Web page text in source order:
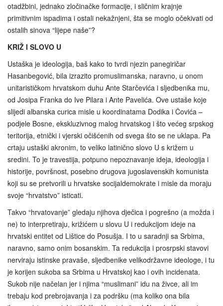
otadžbini, jednako zločinačke formacije, i sličnim krajnje
primitivnim ispadima i ostali nekažnjeni, šta se moglo očekivati od
ostalih sinova “lijepe naše”?
KRIŽ I SLOVO U
Ustaška je ideologija, baš kako to tvrdi njezin panegiričar
Hasanbegović, bila izrazito promuslimanska, naravno, u onom
unitarističkom hrvatskom duhu Ante Starčevića i sljedbenika mu,
od Josipa Franka do Ive Pilara i Ante Pavelića. Ove ustaše koje
slijedi albanska curica misle u koordinatama Dodika i Čovića –
podjele Bosne, ekskluzivnog malog hrvatskog i što većeg srpskog
teritorija, etnički i vjerski očišćenih od svega što se ne uklapa. Pa
crtaju ustaški akronim, to veliko latinično slovo U s križem u
sredini. To je travestija, potpuno nepoznavanje ideja, ideologija i
historije, površnost, posebno drugova jugoslavenskih komunista
koji su se pretvorili u hrvatske socijaldemokrate i misle da moraju
svoje “hrvatstvo” isticati.
Takvo “hrvatovanje” gledaju njihova dječica i pogrešno (a možda i
ne) to interpretiraju, križićem u slovu U i redukcijom ideje na
hrvatski entitet od Lištice do Posušja. I to u saradnji sa Srbima,
naravno, samo onim bosanskim. Ta redukcija i prosrpski stavovi
nerviraju istinske pravaše, sljedbenike velikodržavne ideologe, i tu
je korijen sukoba sa Srbima u Hrvatskoj kao i ovih incidenata.
Sukob nije načelan jer i njima “muslimani” idu na živce, ali im
trebaju kod prebrojavanja i za podršku (ma koliko ona bila